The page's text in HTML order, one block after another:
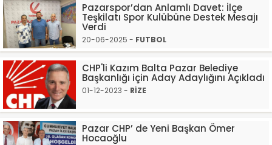
Pazarspor’dan Anlamlı Davet: İlçe
Teşkilatı Spor Kulübüne Destek Mesajı
Verdi
20-06-2025 - FUTBOL
CHP'li Kazım Balta Pazar Belediye
Başkanlığı için Aday Adaylığını Açıkladı
01-12-2023 - RİZE
Pazar CHP’ de Yeni Başkan Ömer
Hocaoğlu